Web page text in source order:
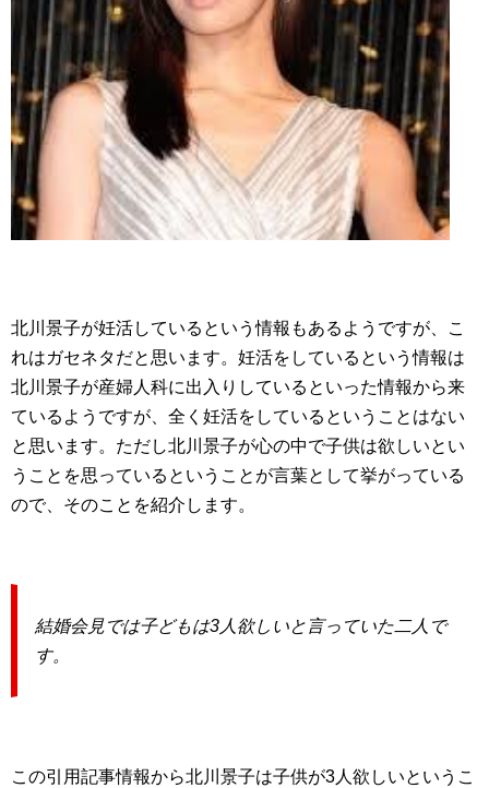
北川景子が妊活しているという情報もあるようですが、こ
れはガセネタだと思います。妊活をしているという情報は
北川景子が産婦人科に出入りしているといった情報から来
ているようですが、全く妊活をしているということはない
と思います。ただし北川景子が心の中で子供は欲しいとい
うことを思っているということが言葉として挙がっている
ので、そのことを紹介します。
結婚会見では子どもは3人欲しいと言っていた二人で
す。
この引用記事情報から北川景子は子供が3人欲しいというこ